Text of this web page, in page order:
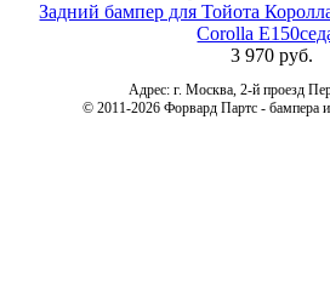
Задний бампер для Тойота
Corolla
3 970 руб.
Адрес: г. Москва, 2-й проезд
© 2011-2026 Форвард Партс - бампера и